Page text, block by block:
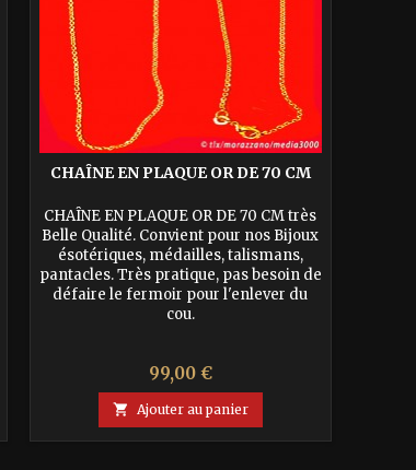
CHAÎNE EN PLAQUE OR DE 70 CM
CHAÎNE EN PLAQUE OR DE 70 CM très
Belle Qualité. Convient pour nos Bijoux
ésotériques, médailles, talismans,
pantacles. Très pratique, pas besoin de
défaire le fermoir pour l'enlever du
cou.
Prix
99,00 €
 Ajouter au panier